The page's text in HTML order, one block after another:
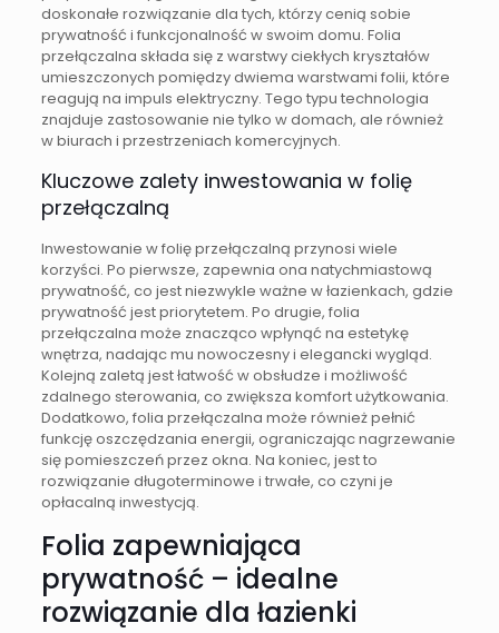
doskonałe rozwiązanie dla tych, którzy cenią sobie
prywatność i funkcjonalność w swoim domu. Folia
przełączalna składa się z warstwy ciekłych kryształów
umieszczonych pomiędzy dwiema warstwami folii, które
reagują na impuls elektryczny. Tego typu technologia
znajduje zastosowanie nie tylko w domach, ale również
w biurach i przestrzeniach komercyjnych.
Kluczowe zalety inwestowania w folię
przełączalną
Inwestowanie w folię przełączalną przynosi wiele
korzyści. Po pierwsze, zapewnia ona natychmiastową
prywatność, co jest niezwykle ważne w łazienkach, gdzie
prywatność jest priorytetem. Po drugie, folia
przełączalna może znacząco wpłynąć na estetykę
wnętrza, nadając mu nowoczesny i elegancki wygląd.
Kolejną zaletą jest łatwość w obsłudze i możliwość
zdalnego sterowania, co zwiększa komfort użytkowania.
Dodatkowo, folia przełączalna może również pełnić
funkcję oszczędzania energii, ograniczając nagrzewanie
się pomieszczeń przez okna. Na koniec, jest to
rozwiązanie długoterminowe i trwałe, co czyni je
opłacalną inwestycją.
Folia zapewniająca
prywatność – idealne
rozwiązanie dla łazienki